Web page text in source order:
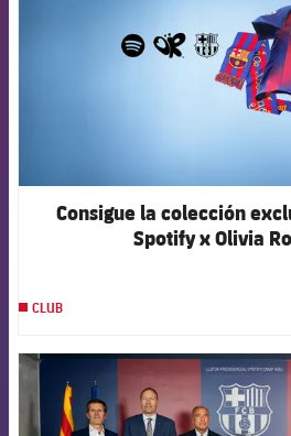
Consigue la colección
Spotify x Olivia
CLUB
FCB